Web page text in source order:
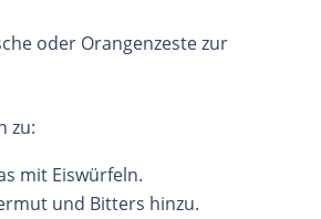
oder Orangenzeste zur
zu:
mit Eiswürfeln.
und Bitters hinzu.